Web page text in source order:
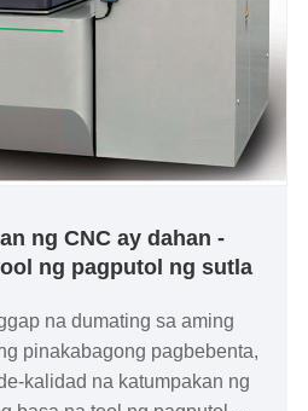
ng CNC ay dahan -
ng pagputol ng sutla
na dumating sa aming
pinakabagong pagbebenta,
kalidad na katumpakan ng